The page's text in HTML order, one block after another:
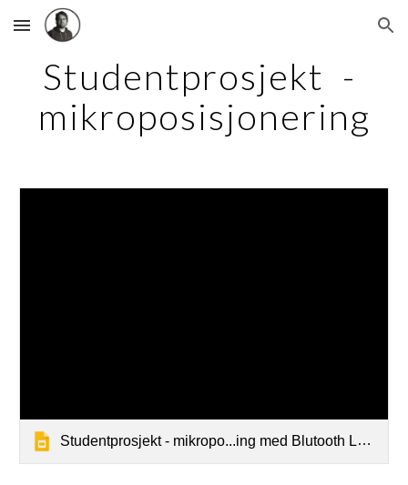
Skip to main content Skip to navigation
Studentprosjekt  -
mikroposisjonering
Studentprosjekt - mikropo...ing med Blutooth LE, 2015